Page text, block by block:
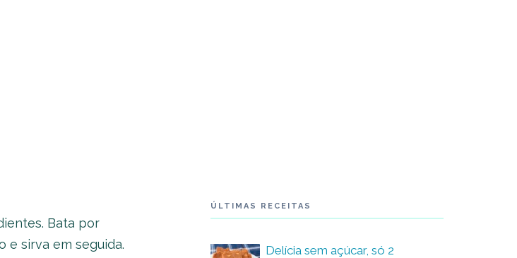
Bata por
e sirva em seguida.
ÚLTIMAS RECEITAS
Delícia sem açúcar, só 2